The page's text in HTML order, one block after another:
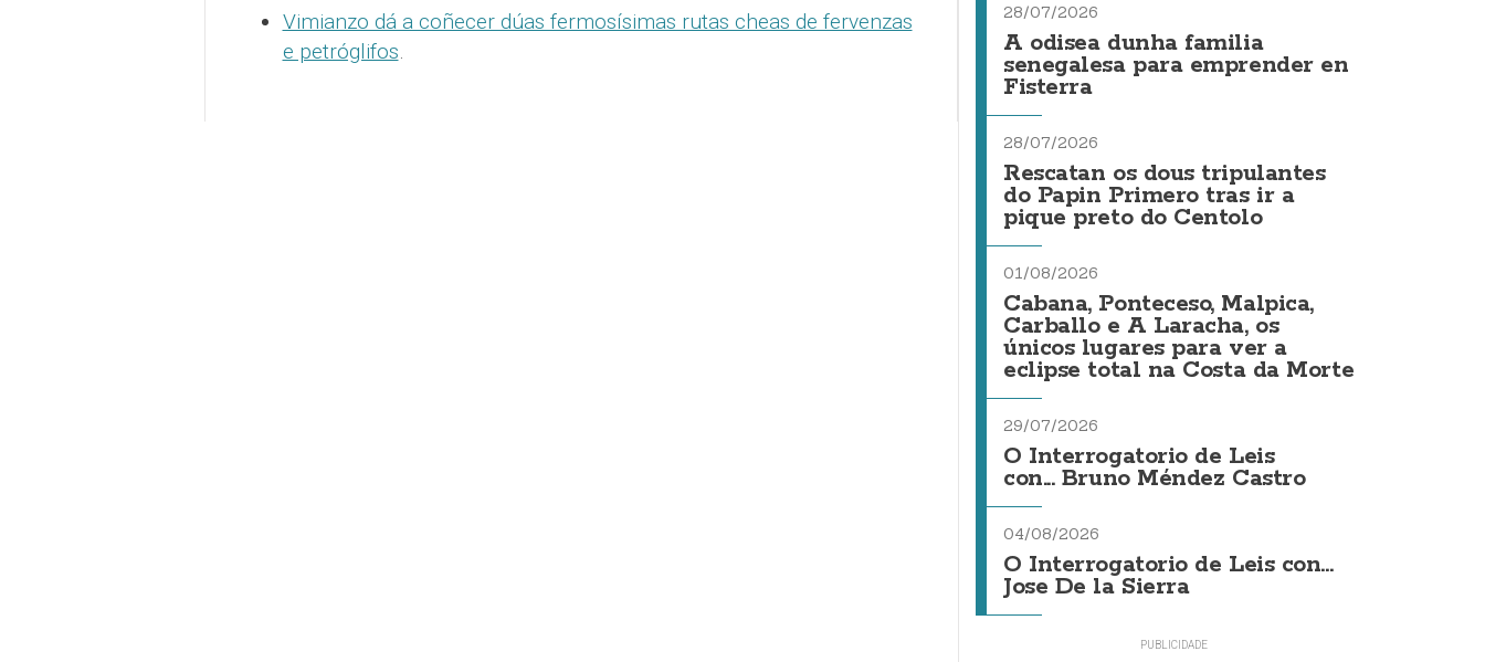
Vimianzo dá a coñecer dúas fermosísimas rutas cheas de fervenzas
e petróglifos.
28/07/2026
A odisea dunha familia
senegalesa para emprender en
Fisterra
28/07/2026
Rescatan os dous tripulantes
do Papin Primero tras ir a
pique preto do Centolo
01/08/2026
Cabana, Ponteceso, Malpica,
Carballo e A Laracha, os
únicos lugares para ver a
eclipse total na Costa da Morte
29/07/2026
O Interrogatorio de Leis
con... Bruno Méndez Castro
04/08/2026
O Interrogatorio de Leis con...
Jose De la Sierra